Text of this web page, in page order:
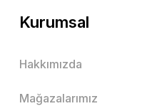
Kurumsal
Hakkımızda
Mağazalarımız